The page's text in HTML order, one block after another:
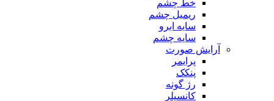
خط چشم
ریمیل چشم
سایه ابرو
سایه چشم
آرایش صورت
پرایمر
پنکک
رژ گونه
کانسیلر